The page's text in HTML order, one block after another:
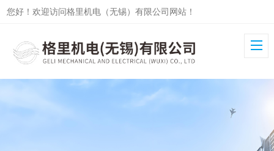
您好！欢迎访问格里机电（无锡）有限公司网站！